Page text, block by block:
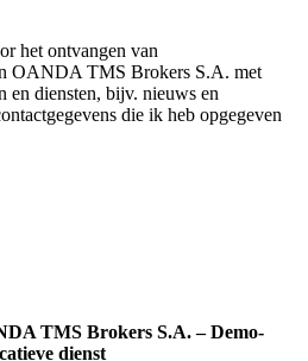
het ontvangen van
OANDA TMS Brokers S.A. met
en diensten, bijv. nieuws en
die ik heb opgegeven
TMS Brokers S.A. – Demo-
dienst